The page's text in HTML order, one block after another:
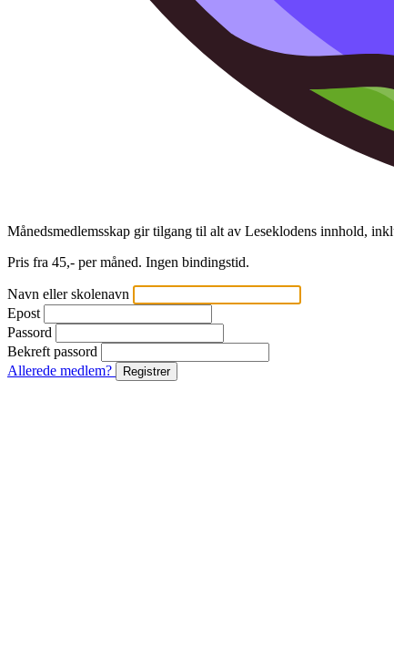
Månedsmedlemsskap gir tilgang til alt av Leseklodens innhold,
Pris fra 45,- per måned. Ingen bindingstid.
Navn eller skolenavn
Epost
Passord
Bekreft passord
Allerede medlem?
Registrer